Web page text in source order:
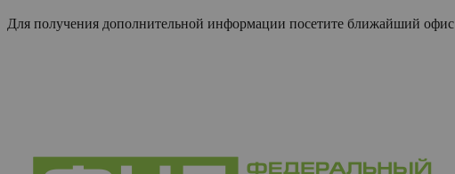
Для получения дополнительной информации посетите ближайший офис